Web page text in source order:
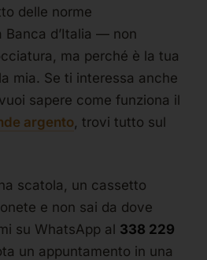
delle norme
Banca d’Italia — non
ma perché è la tua
mia. Se ti interessa anche
sapere come funziona il
argento, trovi tutto sul
scatola, un cassetto
e non sai da dove
su WhatsApp al 338 229
un appuntamento in una